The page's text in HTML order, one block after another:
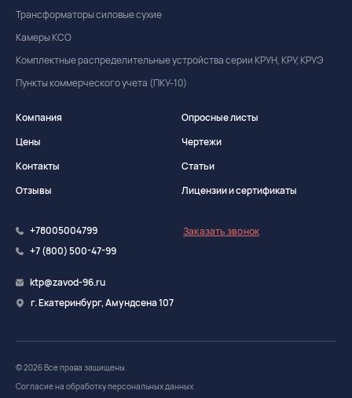
Трансформаторы силовые сухие
Камеры КСО
Комплектные распределительные устройства серии КРУН, КРУ, КРУЭ
Пункты коммерческого учета (ПКУ-10)
Компания
Цены
Контакты
Отзывы
Опросные листы
Чертежи
Статьи
Лицензии и сертификаты
+78005004799
+7 (800) 500-47-99
Заказать звонок
ktp@zavod-96.ru
г. Екатеринбург, Амундсена 107
© 2026 Все права защищены.
Согласие на обработку персональных данных